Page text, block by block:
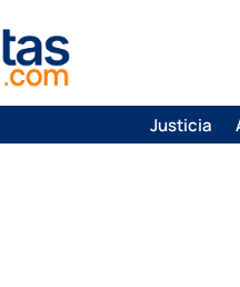
Justicia